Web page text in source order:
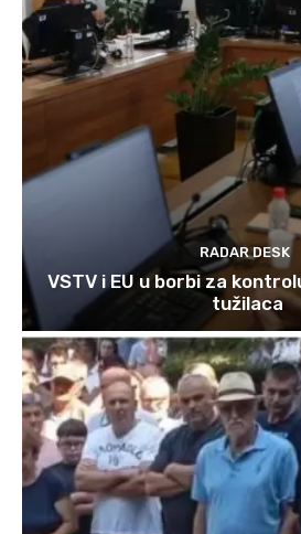
RADAR DESK
VSTV i EU u borbi za
tužilaca